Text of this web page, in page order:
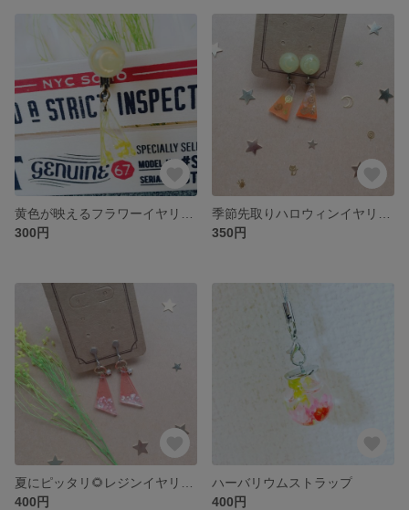
300円
350円
400円
ハーバリウムストラップ
400円